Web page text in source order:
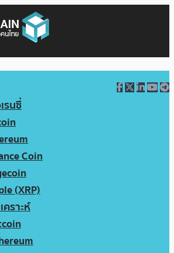
รนซี่
Coin
(XRP)
คราะห์